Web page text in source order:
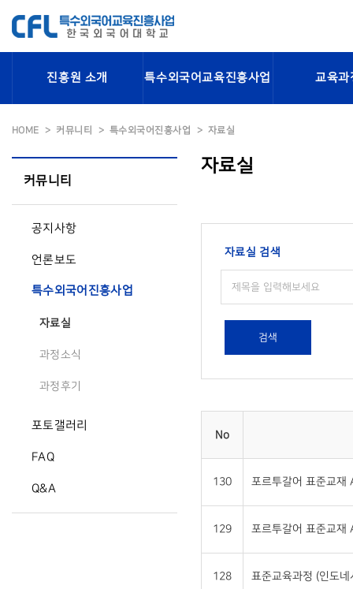
진흥원 소개 특수외국어교육진흥사업 교육과
HOME 커뮤니티 특수외국어진흥사업 자료실
커뮤니티
공지사항
언론보도
특수외국어진흥사업
자료실
과정소식
과정후기
포토갤러리
FAQ
Q&A
자료실
자료실 검색
검색
No
130 포르투갈어 표준교재
129 포르투갈어 표준교재
128 표준교육과정 (인도네